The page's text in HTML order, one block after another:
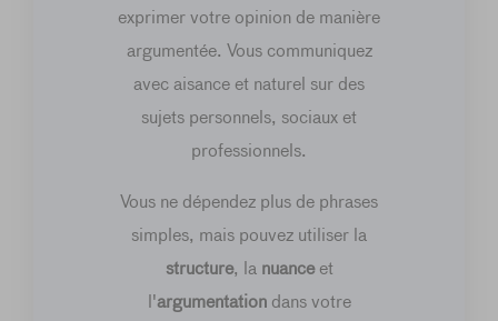
exprimer votre opinion de manière
argumentée. Vous communiquez
avec aisance et naturel sur des
sujets personnels, sociaux et
professionnels.
Vous ne dépendez plus de phrases
simples, mais pouvez utiliser la
structure, la nuanceet
l'argumentationdans votre